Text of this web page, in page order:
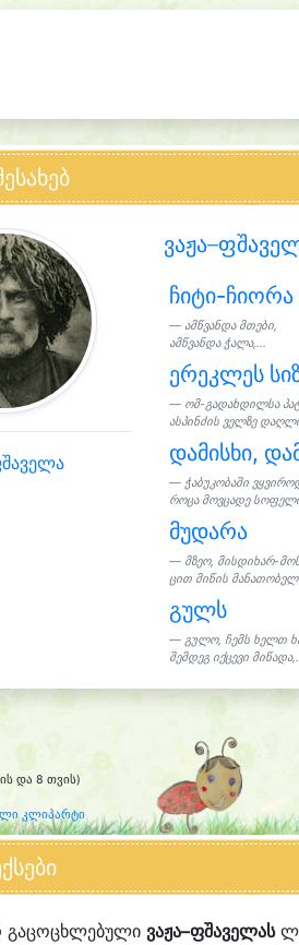
ჩიტი-ჩიორა
ამწვანდა მთები,
ამწვანდა ჭალა,...
ერეკლეს
ომ-გადახდილსა
ასპინძის ველზე
დამისხი,
ჭაბუკობაში
როცა მოვცადე
მუდარა
მზეო, მისდიხარ-
ცით მიწის
გულს
გულო, ჩემს ხელთ
შემდეგ იქცევი
და 8 თვის)
კლიპარტი
გაცოცხლებული ვაჟა–ფშაველას